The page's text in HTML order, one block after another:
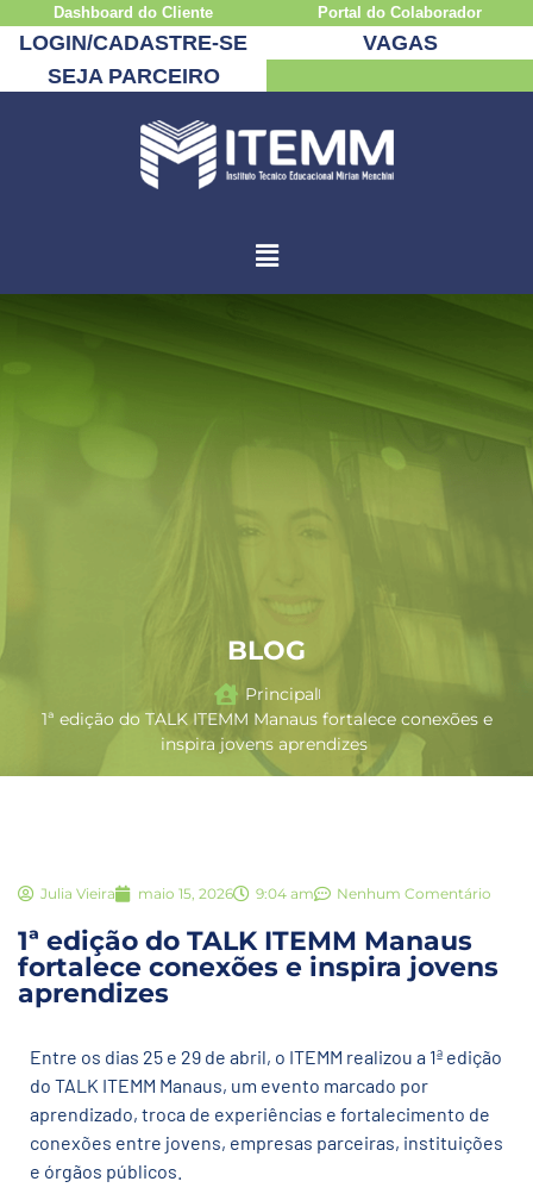
Dashboard do Cliente Portal do Colaborador
LOGIN/CADASTRE-SE
VAGAS
SEJA PARCEIRO
BLOG
Principal
1ª edição do TALK ITEMM Manaus fortalece conexões e
inspira jovens aprendizes
Julia Vieira maio 15, 2026 9:04 am Nenhum Comentário
1ª edição do TALK ITEMM Manaus
fortalece conexões e inspira jovens
aprendizes
Entre os dias 25 e 29 de abril, o ITEMM realizou a 1ª edição
do TALK ITEMM Manaus, um evento marcado por
aprendizado, troca de experiências e fortalecimento de
conexões entre jovens, empresas parceiras, instituições
e órgãos públicos.